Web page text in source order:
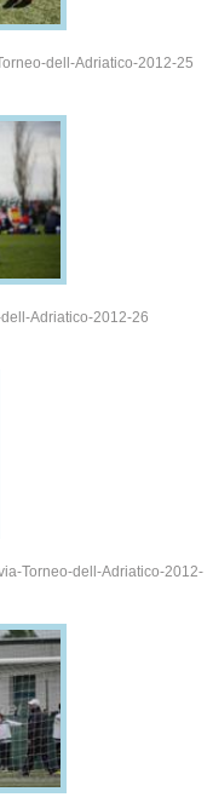
dell-Adriatico-2012-25
Adriatico-2012-26
Torneo-dell-Adriatico-2012-